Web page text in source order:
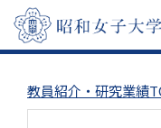
教員紹介・研究業績